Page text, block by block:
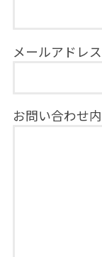
メールアドレ
お問い合わせ